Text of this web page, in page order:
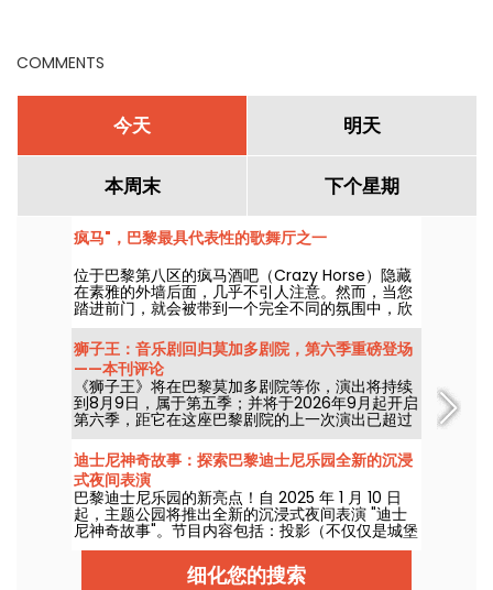
COMMENTS
今天 明天
本周末 下个星期
疯马"，巴黎最具代表性的歌舞厅之一
位于巴黎第八区的疯马酒吧（Crazy Horse）隐藏
在素雅的外墙后面，几乎不引人注意。然而，当您
踏进前门，就会被带到一个完全不同的氛围中，欣
赏一场以舞蹈、表演和灯光装饰为特色的精彩表
演。
狮子王：音乐剧回归莫加多剧院，第六季重磅登场
——本刊评论
《狮子王》将在巴黎莫加多剧院等你，演出将持续
到8月9日，属于第五季；并将于2026年9月起开启
第六季，距它在这座巴黎剧院的上一次演出已超过
十年。我们现场看过，现在为你一网打尽！
迪士尼神奇故事：探索巴黎迪士尼乐园全新的沉浸
式夜间表演
巴黎迪士尼乐园的新亮点！自 2025 年 1 月 10 日
起，主题公园将推出全新的沉浸式夜间表演 "迪士
尼神奇故事"。节目内容包括：投影（不仅仅是城堡
上的投影）、灯光效果，以及一如既往的迪士尼和
皮克斯电影中的场景！细化您的搜索